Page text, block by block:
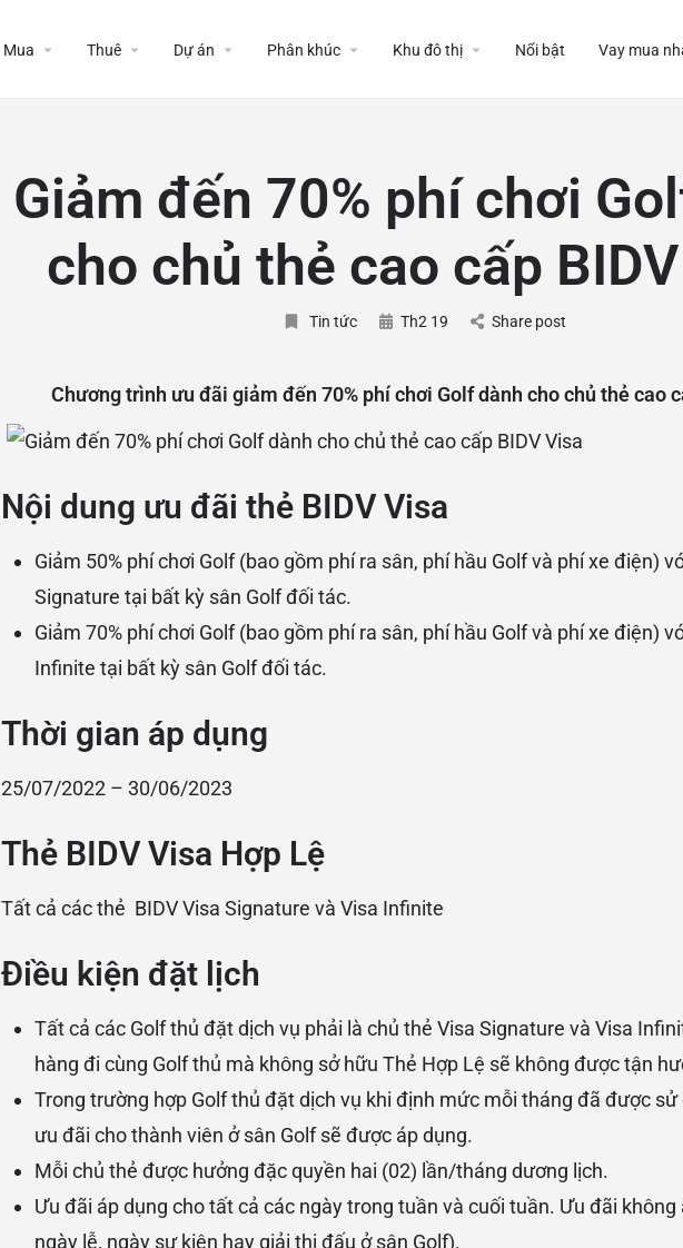
Mua Thuê Dự án Phân khúc Khu đô thị Nổi bật Vay mua
Giảm đến 70% phí chơi
cho chủ thẻ cao cấp
Tin tức Th2 19 Share post
Chương trình ưu đãi giảm đến 70% phí chơi Golf dành cho chủ thẻ cao
Nội dung ưu đãi thẻ BIDV Visa
Giảm 50% phí chơi Golf (bao gồm phí ra sân, phí hầu Golf và phí xe điện)
Signature tại bất kỳ sân Golf đối tác.
Giảm 70% phí chơi Golf (bao gồm phí ra sân, phí hầu Golf và phí xe điện)
Infinite tại bất kỳ sân Golf đối tác.
Thời gian áp dụng
25/07/2022 – 30/06/2023
Thẻ BIDV Visa Hợp Lệ
Tất cả các thẻ BIDV Visa Signature và Visa Infinite
Điều kiện đặt lịch
Tất cả các Golf thủ đặt dịch vụ phải là chủ thẻ Visa Signature và Visa
hàng đi cùng Golf thủ mà không sở hữu Thẻ Hợp Lệ sẽ không được tận
Trong trường hợp Golf thủ đặt dịch vụ khi định mức mỗi tháng đã được
ưu đãi cho thành viên ở sân Golf sẽ được áp dụng.
Mỗi chủ thẻ được hưởng đặc quyền hai (02) lần/tháng dương lịch.
Ưu đãi áp dụng cho tất cả các ngày trong tuần và cuối tuần. Ưu đãi không
ngày lễ, ngày sự kiện hay giải thi đấu ở sân Golf).